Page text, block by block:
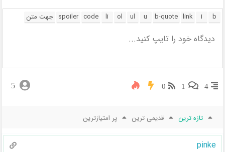
4
1
0
5
تازه ترین قدیمی ترین پر امتیازترین
pinke